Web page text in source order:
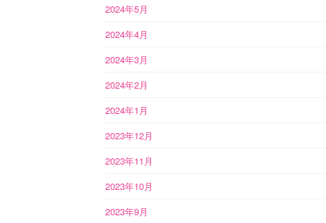
2024年5月
2024年4月
2024年3月
2024年2月
2024年1月
2023年12月
2023年11月
2023年10月
2023年9月